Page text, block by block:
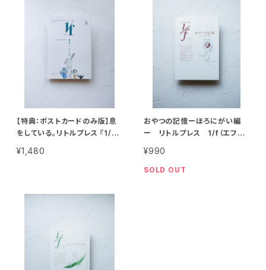
【特典：ポストカードのみ版】息
をしている。リトルプレス 『1/f
¥1,480
おやつの記憶ーほろにがい編
ー リトルプレス 1/f（エフブ
¥990
SOLD OUT